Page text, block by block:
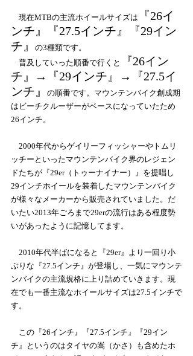
現在MTBの主流ホイールサイズは
『26イ
ンチ』『27.5インチ』『29イン
チ』
の3種類です。
普及していった順番で行くと
『26イン
チ』→『29インチ』→『27.5イ
ンチ』
の順番です。マウンテンバイク創成期
はビーチクルーザーがベースになっていたため
26インチ。
2000年代からゲイリーフィッシャーやトムリ
ッチーといったマウンテンバイク界のレジェン
ドたちが『29er（トゥーナイナー）』を提唱し
29インチホイールを装着したマウンテンバイク
が様々なメーカーから販売されていました。だ
いたい2013年ごろまで29erの流行はある程度勢
いがあったように記憶してます。
2010年代半ばになると『29er』より一回り小
ぶりな『27.5インチ』が登場し、一気にマウンテ
ンバイクの主流規格に上り詰めていきます。現
在でも一番主流なホイールサイズは27.5インチで
す。
この『26インチ』『27.5インチ』『29イン
チ』というのはタイヤの嵩（かさ）も含めたホ